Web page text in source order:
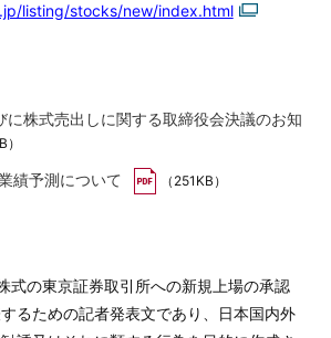
listing/stocks/new/index.html
に株式売出しに関する取締役会決議のお知
）
績予測について （251KB）
式の東京証券取引所への新規上場の承認
るための記者発表文であり、日本国内外